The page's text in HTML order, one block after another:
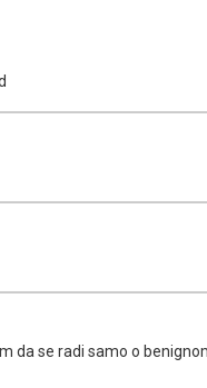
da se radi samo o